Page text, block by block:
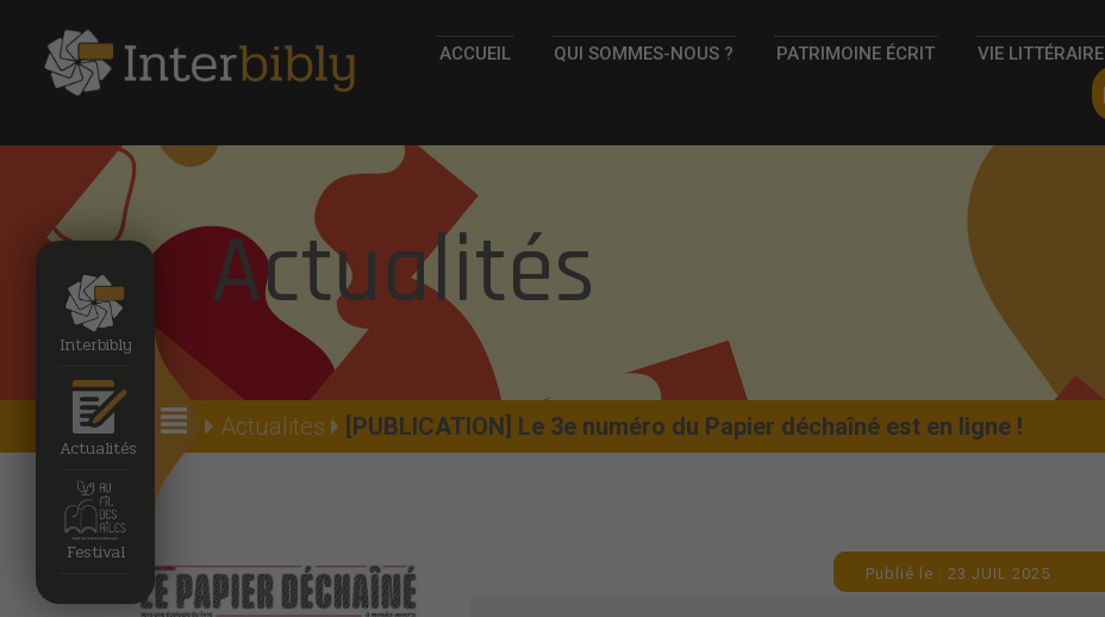
Interbibly
Actualités
Festival
ACCUEIL QUI SOMMES-NOUS ? PATRIMOINE ÉCRIT VIE LITTÉRAIRE
Actualités
Accueil Actualites [PUBLICATION] Le 3e numéro du Papier déchaîné est en ligne !
Publié le : 23 JUIL 2025